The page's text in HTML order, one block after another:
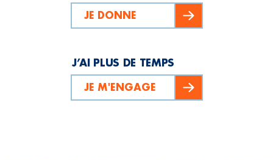
JE DONNE
J’AI PLUS DE TEMPS
JE M'ENGAGE